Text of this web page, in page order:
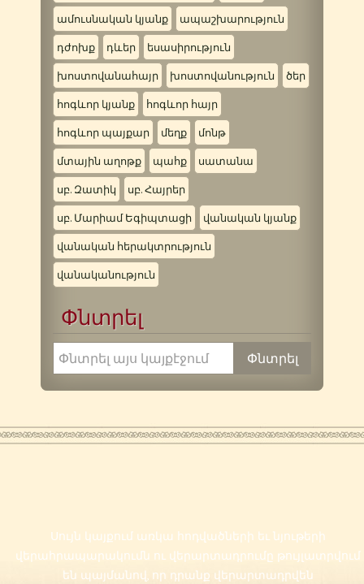
ամուսնական կյանք ապաշխարություն
դժոխք դևեր եսասիրություն
խոստովանահայր խոստովանություն ծեր
հոգևոր կյանք հոգևոր հայր
հոգևոր պայքար մեղք մոնթ
մտային աղոթք պահք սատանա
սբ. Զատիկ սբ. Հայրեր
սբ. Մարիամ Եգիպտացի վանական կյանք
վանական հերակտրություն
վանականություն
Փնտրել
Սույն կայքում առկա հոդվածների եւ նյութերի
վերահրապարակումն ու վերարտադրումը թույլատրվում
են պայմանով, որ դրանք վերարտադրվեն